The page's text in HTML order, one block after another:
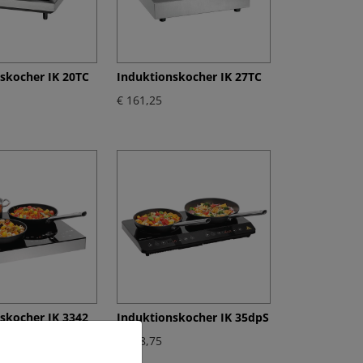
IK 20TC
Induktionskocher IK 27TC
€ 161,25
IK 3342
Induktionskocher IK 35dpS
€ 198,75